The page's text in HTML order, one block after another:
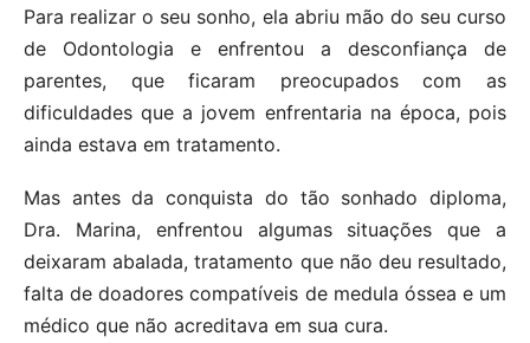
Para realizar o seu sonho, ela abriu mão do seu curso
de Odontologia e enfrentou a desconfiança de
parentes, que ficaram preocupados com as
dificuldades que a jovem enfrentaria na época, pois
ainda estava em tratamento.
Mas antes da conquista do tão sonhado diploma,
Dra. Marina, enfrentou algumas situações que a
deixaram abalada, tratamento que não deu resultado,
falta de doadores compatíveis de medula óssea e um
médico que não acreditava em sua cura.